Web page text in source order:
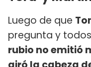
Luego de que
pregunta y
rubio no emitió